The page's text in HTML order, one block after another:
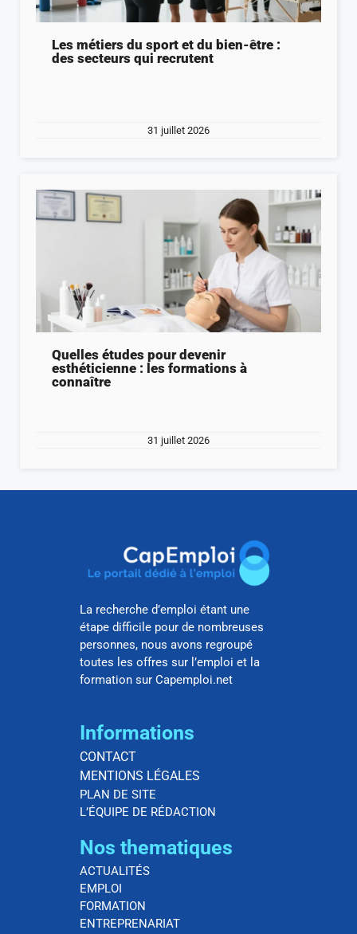
Les métiers du sport et du bien-être :
des secteurs qui recrutent
31 juillet 2026
Quelles études pour devenir
esthéticienne : les formations à
connaître
31 juillet 2026
La recherche d’emploi étant une
étape difficile pour de nombreuses
personnes, nous avons regroupé
toutes les offres sur l’emploi et la
formation sur Capemploi.net
Informations
CONTACT
MENTIONS LÉGALES
PLAN DE SITE
L’ÉQUIPE DE RÉDACTION
Nos thematiques
ACTUALITÉS
EMPLOI
FORMATION
ENTREPRENARIAT